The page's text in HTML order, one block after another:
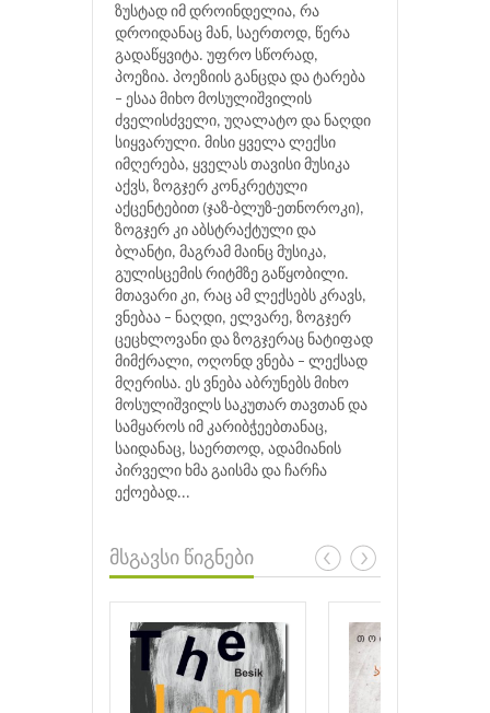
ზუსტად იმ დროინდელია, რა
დროიდანაც მან, საერთოდ, წერა
გადაწყვიტა. უფრო სწორად,
პოეზია. პოეზიის განცდა და ტარება
– ესაა მიხო მოსულიშვილის
ძველისძველი, უღალატო და ნაღდი
სიყვარული. მისი ყველა ლექსი
იმღერება, ყველას თავისი მუსიკა
აქვს, ზოგჯერ კონკრეტული
აქცენტებით (ჯაზ-ბლუზ-ეთნოროკი),
ზოგჯერ კი აბსტრაქტული და
ბლანტი, მაგრამ მაინც მუსიკა,
გულისცემის რიტმზე გაწყობილი.
მთავარი კი, რაც ამ ლექსებს კრავს,
ვნებაა – ნაღდი, ელვარე, ზოგჯერ
ცეცხლოვანი და ზოგჯერაც ნატიფად
მიმქრალი, ოღონდ ვნება – ლექსად
მღერისა. ეს ვნება აბრუნებს მიხო
მოსულიშვილს საკუთარ თავთან და
სამყაროს იმ კარიბჭეებთანაც,
საიდანაც, საერთოდ, ადამიანის
პირველი ხმა გაისმა და ჩარჩა
ექოებად...
მსგავსი წიგნები